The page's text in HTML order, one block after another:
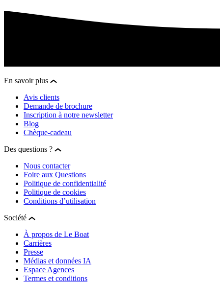
En savoir plus
Avis clients
Demande de brochure
Inscription à notre newsletter
Blog
Chèque-cadeau
Des questions ?
Nous contacter
Foire aux Questions
Politique de confidentialité
Politique de cookies
Conditions d’utilisation
Société
À propos de Le Boat
Carrières
Presse
Médias et données IA
Espace Agences
Termes et conditions